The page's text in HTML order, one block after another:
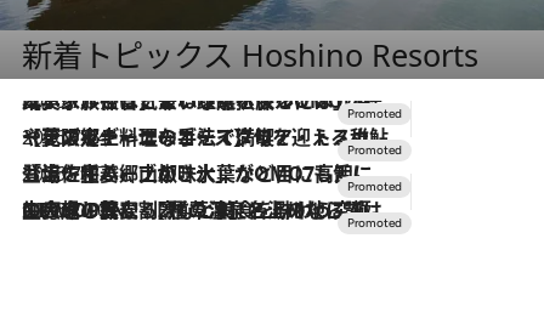
新着トピックス Hoshino Resorts
2026.7.31
【ホテル帰省】という選択肢をOMOが提案。家族とほどよい距離を保つには「昼は実家、夜は気兼ねなくホテルで！」
2026.7.24
【夏限定ディナーコース】旬を迎える稚鮎や花ズッキーニなどをイタリア・トスカーナの郷土料理の手法で満喫！
2026.7.17
「土佐和ハーブかき氷」がOMO7高知に登場！生姜、山椒、大葉など目にも舌にも涼を呼ぶ郷土の味
2026.7.10
NEW OPEN！【界 草津】名湯の地に誕生。趣の異なる2種の温泉と上州ならではの会席・蕎麦割烹など美食を味わう究極の癒やし旅